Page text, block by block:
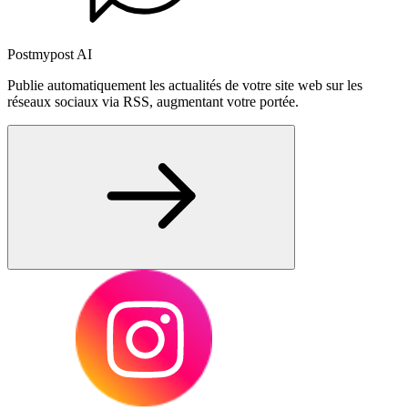
Postmypost AI
Publie automatiquement les actualités de votre site web sur les
réseaux sociaux via RSS, augmentant votre portée.